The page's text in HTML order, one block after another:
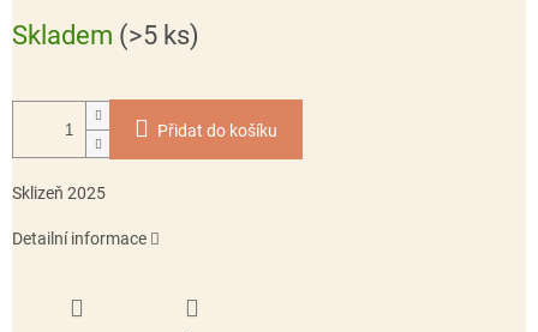
cena:
Skladem (>5 ks)
Přidat do košíku
Sklizeň 2025
Detailní informace